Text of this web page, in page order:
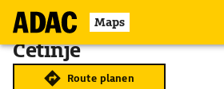
Maps
Cetinje
Route planen